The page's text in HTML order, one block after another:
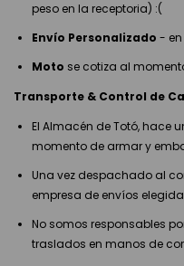
peso en la receptoria) :(
Envío Personalizado - en
Moto se cotiza al
Transporte & Control de
El Almacén de Totó, hace
momento de armar y
Una vez despachado al
empresa de envíos
No somos responsables
traslados en manos de